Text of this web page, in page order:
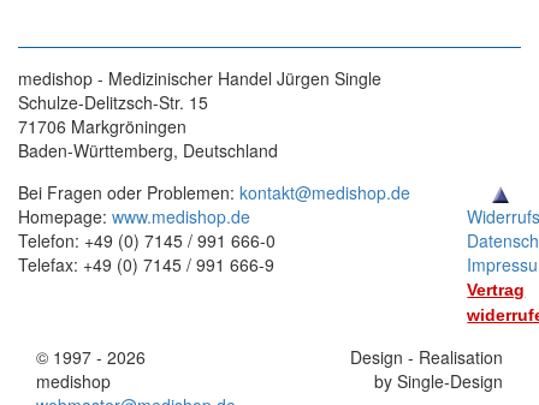
medishop - Medizinischer Handel Jürgen Single
Schulze-Delitzsch-Str. 15
71706 Markgröningen
Baden-Württemberg, Deutschland
Bei Fragen oder Problemen: kontakt@medishop.de
Homepage: www.medishop.de
Telefon: +49 (0) 7145 / 991 666-0
Telefax: +49 (0) 7145 / 991 666-9
Vertrag
© 1997 - 2026
medishop
Design - Realisation
by Single-Design